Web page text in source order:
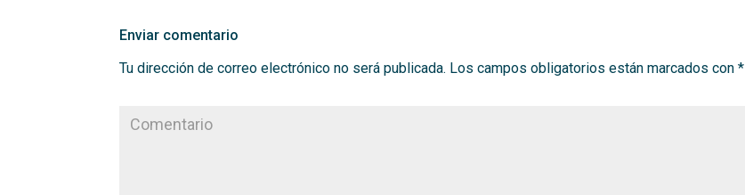
Enviar comentario
Tu dirección de correo electrónico no será publicada. Los campos obligatorios están marcados con*